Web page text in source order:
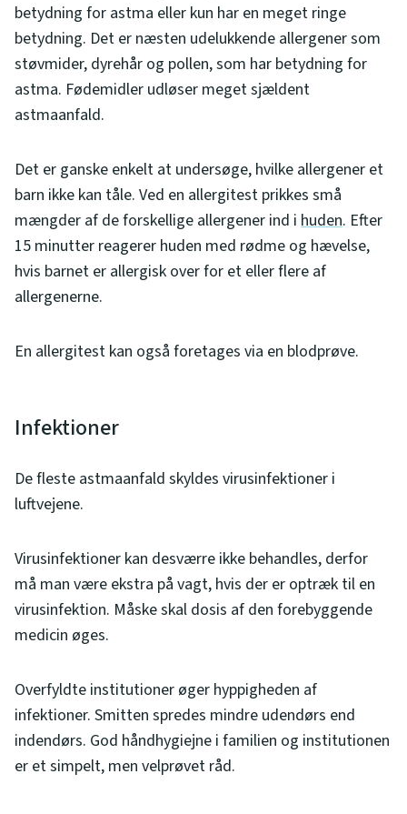
betydning for astma eller kun har en meget ringe
betydning. Det er næsten udelukkende allergener som
støvmider, dyrehår og pollen, som har betydning for
astma. Fødemidler udløser meget sjældent
astmaanfald.
Det er ganske enkelt at undersøge, hvilke allergener et
barn ikke kan tåle. Ved en allergitest prikkes små
mængder af de forskellige allergener ind i huden. Efter
15 minutter reagerer huden med rødme og hævelse,
hvis barnet er allergisk over for et eller flere af
allergenerne.
En allergitest kan også foretages via en blodprøve.
Infektioner
De fleste astmaanfald skyldes virusinfektioner i
luftvejene.
Virusinfektioner kan desværre ikke behandles, derfor
må man være ekstra på vagt, hvis der er optræk til en
virusinfektion. Måske skal dosis af den forebyggende
medicin øges.
Overfyldte institutioner øger hyppigheden af
infektioner. Smitten spredes mindre udendørs end
indendørs. God håndhygiejne i familien og institutionen
er et simpelt, men velprøvet råd.